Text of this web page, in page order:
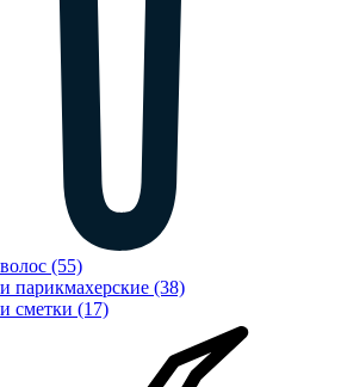
(55)
парикмахерские (38)
сметки (17)